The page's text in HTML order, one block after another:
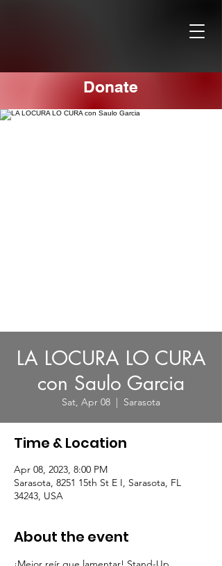
Donate
LA LOCURA LO CURA
con Saulo Garcia
Sat, Apr 08
  |
Sarasota
Time & Location
Apr 08, 2023, 8:00 PM
Sarasota, 8251 15th St E I, Sarasota, FL
34243, USA
About the event